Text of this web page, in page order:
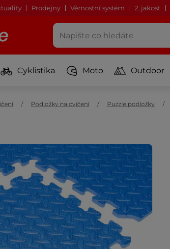
Prodejny Věrnostní systém 2. jakost
Cyklistika Moto Outdoor
Podložky na cvičení Puzzle podložky